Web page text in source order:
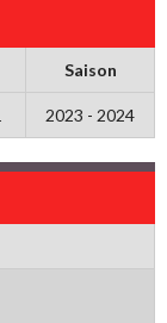
Saison
2023 - 2024